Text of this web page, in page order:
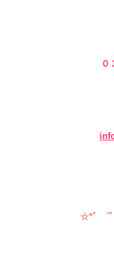
０
☆*ﾟ ゜